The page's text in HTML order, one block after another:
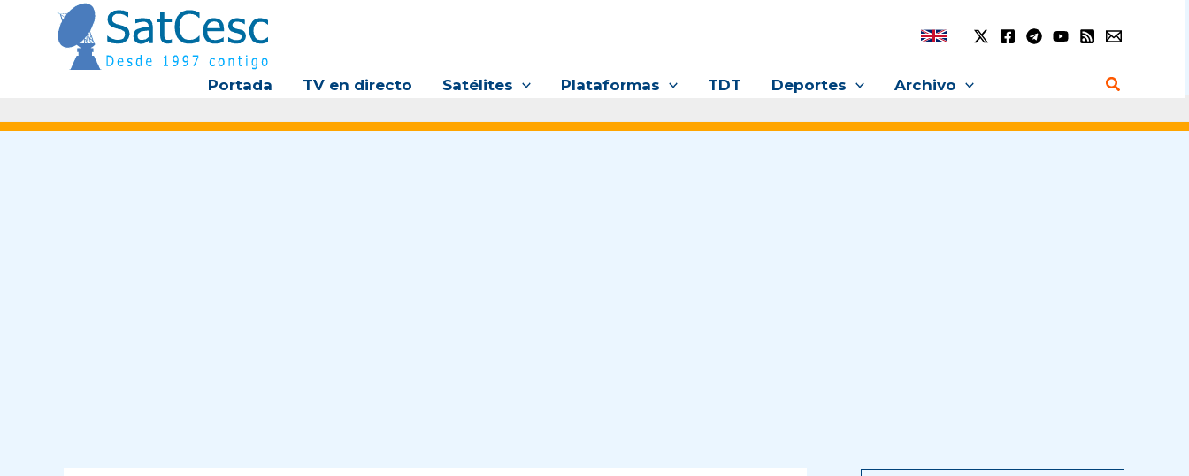
contenido
Portada TV en directo Satélites Plataformas TDT Deportes Archivo Buscar